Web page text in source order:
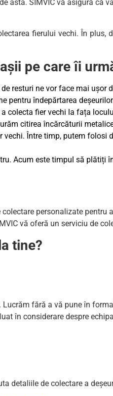
asta. SIMVIC vă asigură că
fierului vechi. În plus,
pe care îi
resturi ne vor face mai ușor
pentru îndepărtarea
colecta fier vechi la fața
citirea încărcăturii
Între timp, putem
Acum este timpul să plătiți
personalizate pentru
vă oferă un serviciu de
tine?
fără a vă pune în
în considerare despre
detaliile de colectare a